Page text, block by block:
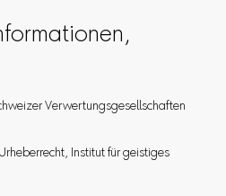
Verwertungsgesellschaften
Institut für geistiges